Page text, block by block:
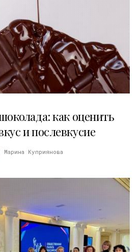
как оценить
и послевкусие
Марина Куприянова